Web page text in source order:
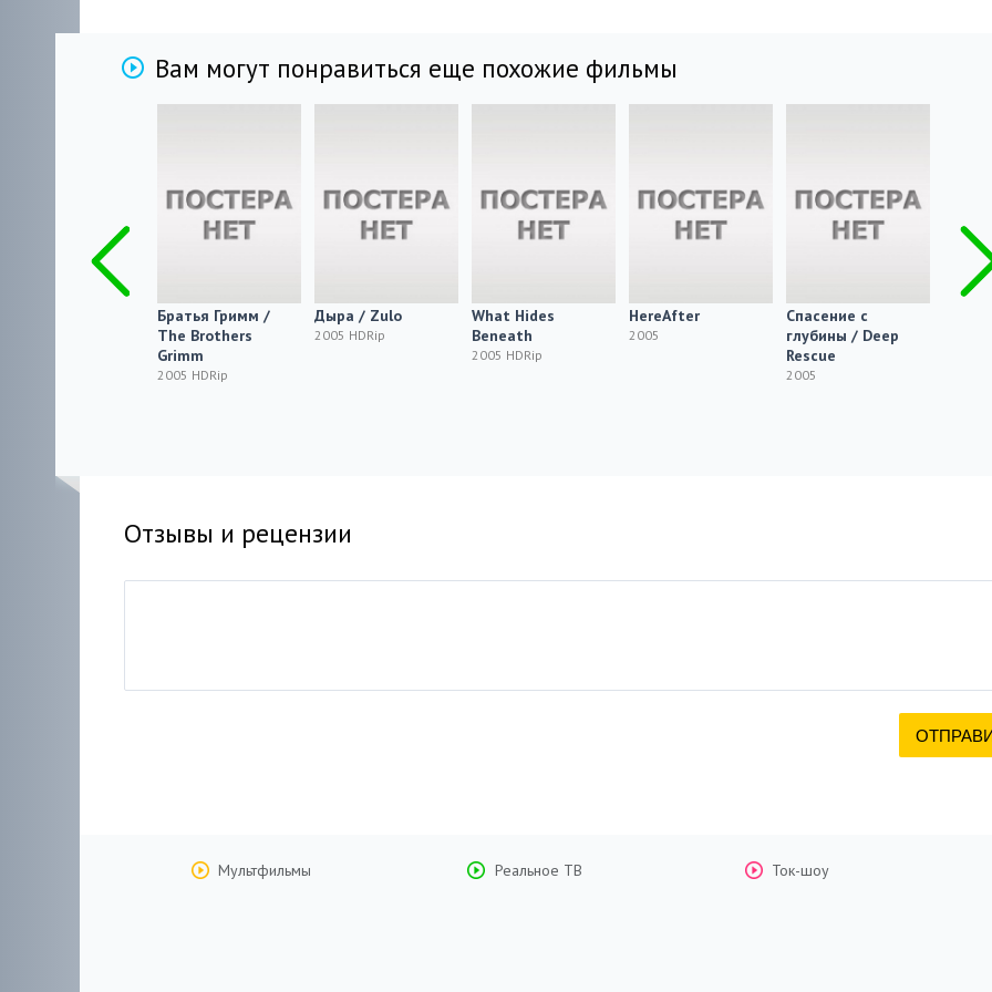
Вам могут понравиться еще похожие фильмы
Братья Гримм /
The Brothers
Grimm
2005 HDRip
Дыра / Zulo
2005 HDRip
What Hides
Beneath
2005 HDRip
HereAfter
2005
Спасение с
глубины / Deep
Rescue
2005
Отзывы и рецензии
Мультфильмы Реальное ТВ Ток-шоу